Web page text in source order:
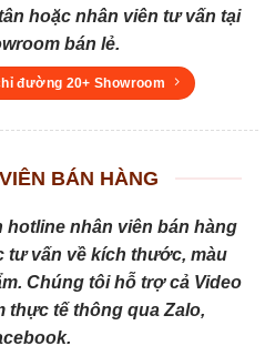
hoặc nhân viên tư vấn tại
bán lẻ.
đường 20+ Showroom
BÁN HÀNG
hotline nhân viên bán hàng
tư vấn về kích thước, màu
Chúng tôi hỗ trợ cả Video
thực tế thông qua Zalo,